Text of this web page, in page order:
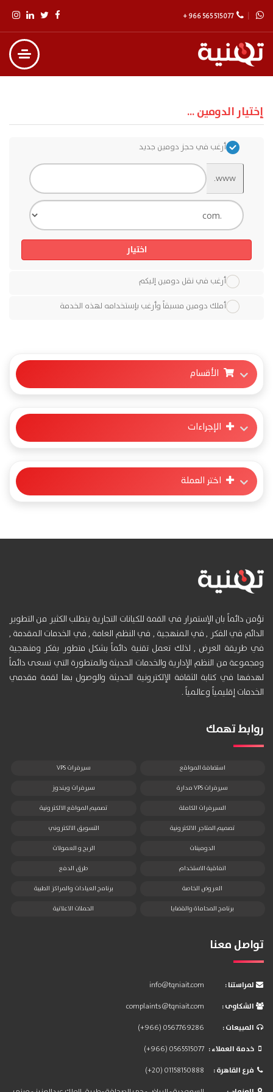
+ 966 565 515 077
إختيار الدومين ...
أرغب في حجز دومين جديد
www.
اختيار
أرغب في نقل دومين إليكم
أملك دومين مسبقاً وأرغب بإستخدامه لهذه الخدمة
الأقسام
الإجراءات
اختر العملة
نؤمن دائماً بان الإستمرار في القمة للكيانات التجارية يتطلب الكثير من التطوير
الدائم في الفكر , في المنهجية , في النظم العامة , في الخدمات المقدمة ,
في طريقة العرض , لذلك تعمل تقنية دائماً بشكل متطور بفكر ومنهجية
ومجموعة من النظم الإدارية والخدمات الحديثة والمتطورة التي تسعى دائماً
لهدفها في كتابة الثقافة الإلكترونية الحديثة والوصول بها لقمة مقدمي
الخدمات إقليمياً وعالمياً .
روابط تهمك
استضافة المواقع سيرفرات VPS
سيرفرات VPS مدارة سيرفرات ويندوز
السيرفرات الكاملة تصميم المواقع الالكترونية
تصميم المتاجر الالكترونية التسويق الالكتروني
الدومينات الربح و العمولات
اتفاقية الاستخدام طرق الدفع
العروض الخاصة برنامج العيادات والمراكز الطبية
برنامج المحاماة والقضايا الحملات الاعلانية
تواصل معنا
: لمراستنا
info@tqniait.com
: الشكاوى
complaints@tqniait.com
: المبيعات
(+966) 0567769286
: خدمة العملاء
(+966) 0565515077
: فرع القاهرة
(+20) 01158150888